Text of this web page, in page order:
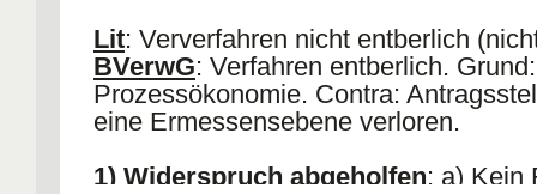
Lit: Ververfahren nicht entberlich
BVerwG: Verfahren entberlich. Grund:
Prozessökonomie. Contra:
eine Ermessensebene verloren.
1) Widerspruch abgeholfen: a) Kein